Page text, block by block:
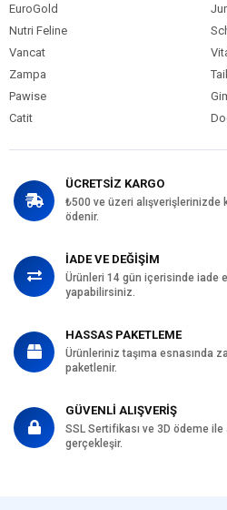
EuroGold
Nutri Feline
Vancat
Zampa
Pawise
Catit
ÜCRETSİZ KARGO
₺500 ve üzeri alışverişlerinizde
ödenir.
İADE VE DEĞİŞİM
Ürünleri 14 gün içerisinde iade
yapabilirsiniz.
HASSAS PAKETLEME
Ürünleriniz taşıma esnasında
paketlenir.
GÜVENLİ ALIŞVERİŞ
SSL Sertifikası ve 3D ödeme
gerçekleşir.